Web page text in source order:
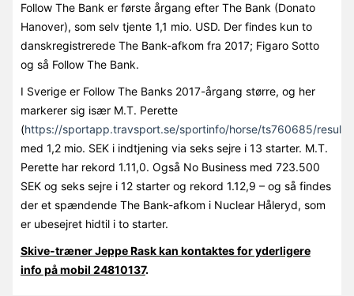
Follow The Bank er første årgang efter The Bank (Donato
Hanover), som selv tjente 1,1 mio. USD. Der findes kun to
danskregistrerede The Bank-afkom fra 2017; Figaro Sotto
og så Follow The Bank.
I Sverige er Follow The Banks 2017-årgang større, og her
markerer sig især M.T. Perette
(https://sportapp.travsport.se/sportinfo/horse/ts760685/results
med 1,2 mio. SEK i indtjening via seks sejre i 13 starter. M.T.
Perette har rekord 1.11,0. Også No Business med 723.500
SEK og seks sejre i 12 starter og rekord 1.12,9 – og så findes
der et spændende The Bank-afkom i Nuclear Håleryd, som
er ubesejret hidtil i to starter.
Skive-træner Jeppe Rask kan kontaktes for yderligere
info på mobil 24810137.